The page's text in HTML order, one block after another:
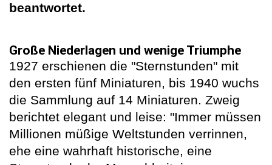
beantwortet.
Große Niederlagen und wenige Triumphe
1927 erschienen die "Sternstunden" mit
den ersten fünf Miniaturen, bis 1940 wuchs
die Sammlung auf 14 Miniaturen. Zweig
berichtet elegant und leise: "Immer müssen
Millionen müßige Weltstunden verrinnen,
ehe eine wahrhaft historische, eine